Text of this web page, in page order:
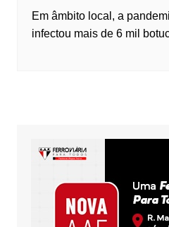
Em âmbito local, a
infectou mais de 6 mil